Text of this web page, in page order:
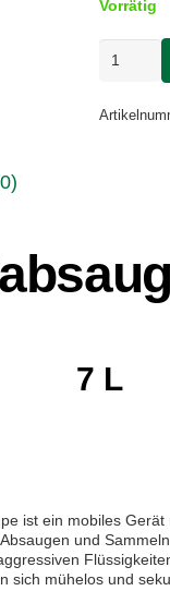
Vorrätig
L
7 L
ist ein mobiles
und
sich mühelos und